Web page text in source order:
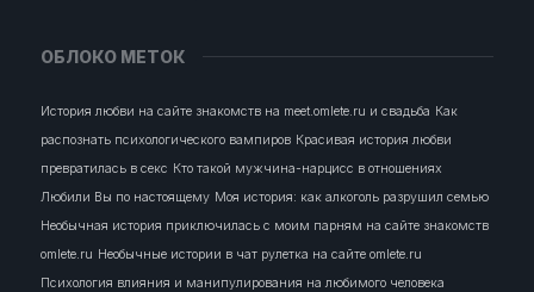
ОБЛОКО МЕТОК
История любви на сайте знакомств на meet.omlete.ru и свадьба Как
распознать психологического вампиров Красивая история любви
превратилась в секс Кто такой мужчина-нарцисс в отношениях
Любили Вы по настоящему Моя история: как алкоголь разрушил семью
Необычная история приключилась с моим парням на сайте знакомств
omlete.ru Необычные истории в чат рулетка на сайте omlete.ru
Психология влияния и манипулирования на любимого человека